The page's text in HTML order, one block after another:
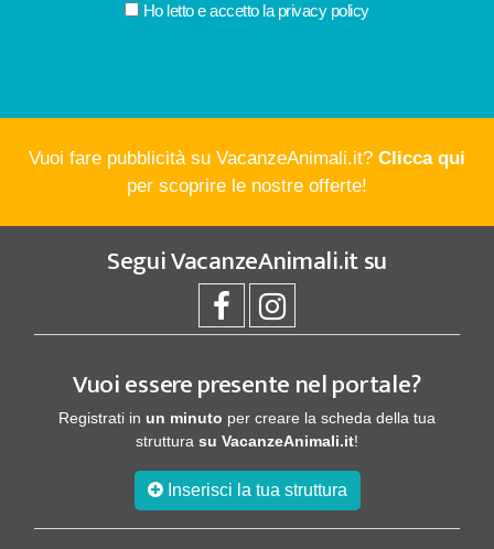
Ho letto e accetto la privacy policy
Vuoi fare pubblicità su VacanzeAnimali.it? Clicca qui
per scoprire le nostre offerte!
SeguiVacanzeAnimali.itsu
Vuoi essere presente nel portale?
Registrati in un minuto per creare la scheda della tua
struttura su VacanzeAnimali.it!
Inserisci la tua struttura